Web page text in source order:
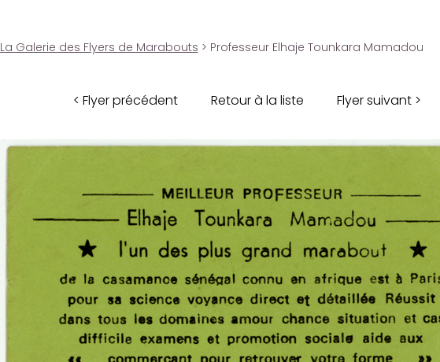
La Galerie des Flyers de Marabouts > Professeur Elhaje Tounkara Mamadou
< Flyer précédent Retour à la liste Flyer suivant >